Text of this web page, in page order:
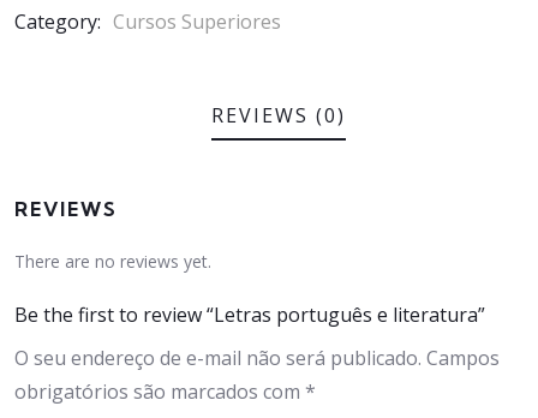
on
customer
Category: Cursos Superiores
REVIEWS (0)
REVIEWS
There are no reviews yet.
Be the first to review “Letras português e literatura”
O seu endereço de e-mail não será publicado. Campos
obrigatórios são marcados com *